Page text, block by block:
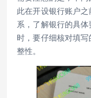
此在开设银行账户
系，了解银行的具
时，要仔细核对填
整性。